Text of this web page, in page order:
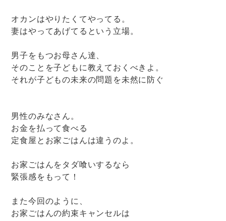
オカンはやりたくてやってる。
妻はやってあげてるという立場。
男子をもつお母さん達、
そのことを子どもに教えておくべきよ。
それが子どもの未来の問題を未然に防ぐ
男性のみなさん。
お金を払って食べる
定食屋とお家ごはんは違うのよ。
お家ごはんをタダ喰いするなら
緊張感をもって！
また今回のように、
お家ごはんの約束キャンセルは